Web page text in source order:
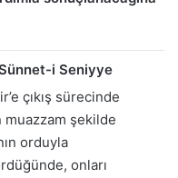
Sünnet-i Seniyye
çıkış sürecinde
muazzam şekilde
orduyla
onları